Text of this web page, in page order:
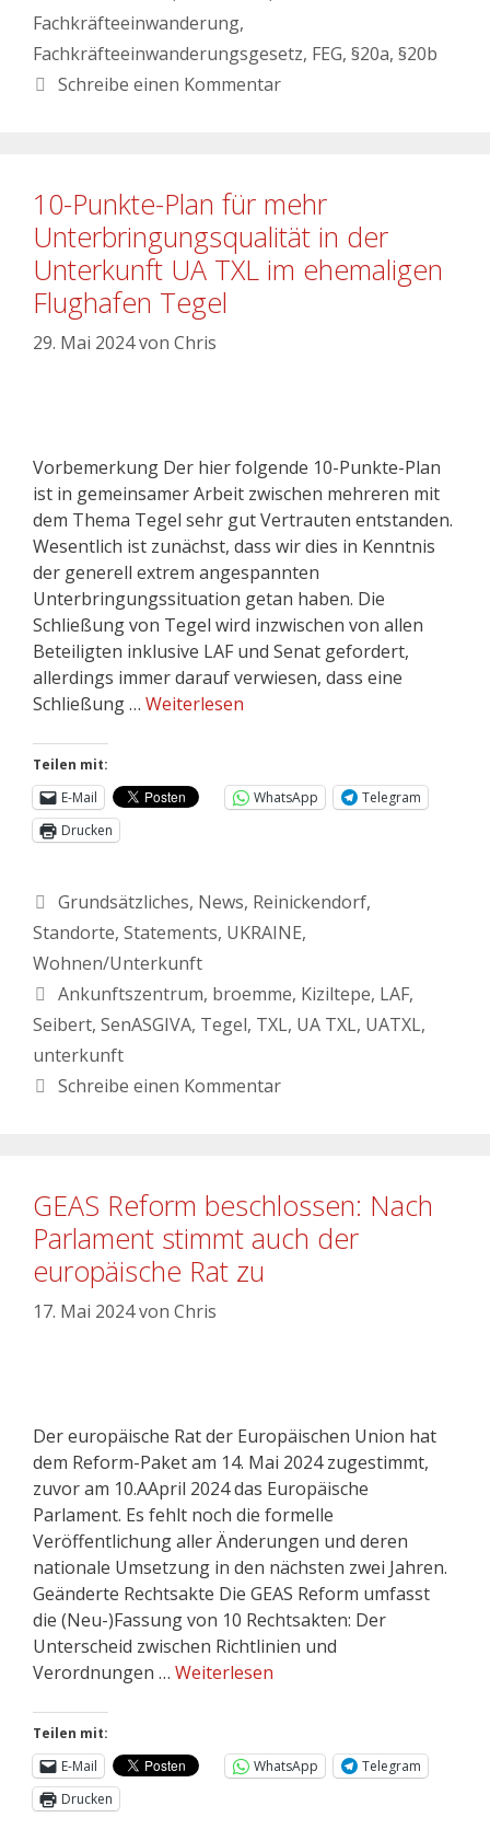
Fachkräfteeinwanderung,
Fachkräfteeinwanderungsgesetz, FEG, §20a, §20b
Schreibe einen Kommentar
10-Punkte-Plan für mehr
Unterbringungsqualität in der
Unterkunft UA TXL im ehemaligen
Flughafen Tegel
29. Mai 2024von Chris
Vorbemerkung Der hier folgende 10-Punkte-Plan
ist in gemeinsamer Arbeit zwischen mehreren mit
dem Thema Tegel sehr gut Vertrauten entstanden.
Wesentlich ist zunächst, dass wir dies in Kenntnis
der generell extrem angespannten
Unterbringungssituation getan haben. Die
Schließung von Tegel wird inzwischen von allen
Beteiligten inklusive LAF und Senat gefordert,
allerdings immer darauf verwiesen, dass eine
Schließung … Weiterlesen
Teilen mit:
E-Mail
WhatsApp
Telegram
Drucken
Grundsätzliches, News, Reinickendorf,
Standorte, Statements, UKRAINE,
Wohnen/Unterkunft
Ankunftszentrum, broemme, Kiziltepe, LAF,
Seibert, SenASGIVA, Tegel, TXL, UA TXL, UATXL,
unterkunft
Schreibe einen Kommentar
GEAS Reform beschlossen: Nach
Parlament stimmt auch der
europäische Rat zu
17. Mai 2024von Chris
Der europäische Rat der Europäischen Union hat
dem Reform-Paket am 14. Mai 2024 zugestimmt,
zuvor am 10.AApril 2024 das Europäische
Parlament. Es fehlt noch die formelle
Veröffentlichung aller Änderungen und deren
nationale Umsetzung in den nächsten zwei Jahren.
Geänderte Rechtsakte Die GEAS Reform umfasst
die (Neu-)Fassung von 10 Rechtsakten: Der
Unterscheid zwischen Richtlinien und
Verordnungen … Weiterlesen
Teilen mit:
E-Mail
WhatsApp
Telegram
Drucken